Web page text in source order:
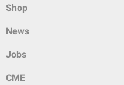
Shop
News
Jobs
CME